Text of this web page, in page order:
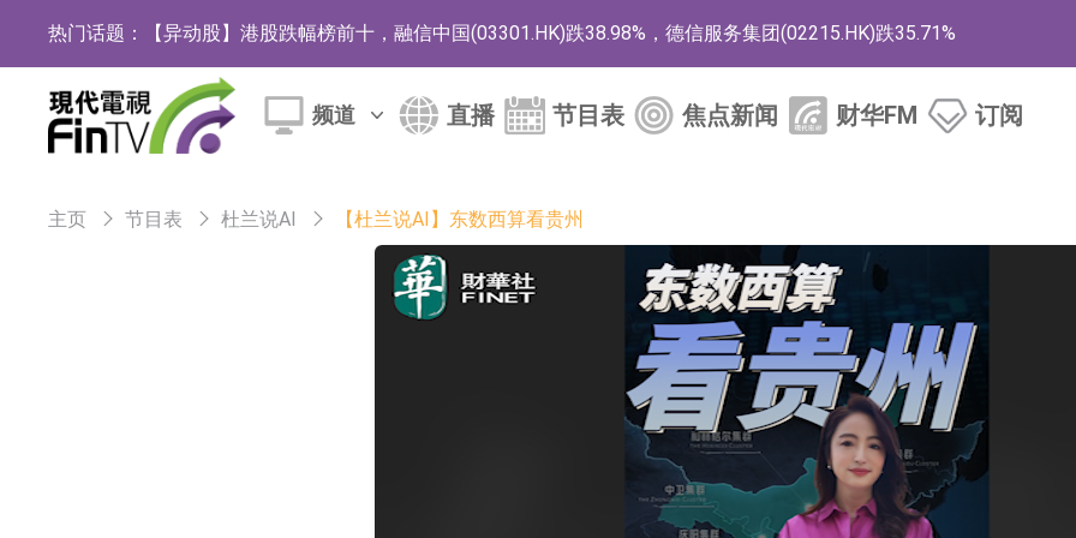
热门话题： 【异动股】港股跌幅榜前十，融信中国(03301.HK)跌38.98%，德信服务集团(02215.HK)跌35.71%
【异动股】港股涨幅榜前十，生物系统工程股权(02902.HK)涨+218.75%，敏捷控股(00186.HK)涨+82.50%
地纬智能：暂未开展对外的语料商业化服务
工信部：鼓励民爆企业依法依规实施重组整合
工信部：到2030年形成3-5家具有较强国际运营能力的大型民爆企业集团
因美纳：首批由中国生产制造基地生产的本土化产品完成客户交付
鲁阳节能：公司汽车衬垫 CCMAX、E2K、HBD系列产品已实现量产销售
【异动股】汽车整车板块下挫，北汽蓝谷(600733.CN)跌6.38%
频道 直播 节目表 焦点新闻 财华FM 订阅
主页 节目表 杜兰说AI 【杜兰说AI】东数西算看贵州